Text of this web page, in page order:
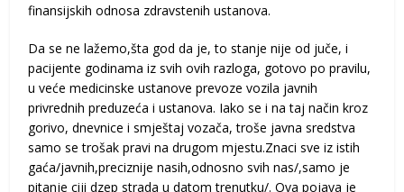
finansijskih odnosa zdravstenih ustanova.
Da se ne lažemo,šta god da je, to stanje nije od juče, i
pacijente godinama iz svih ovih razloga, gotovo po pravilu,
u veće medicinske ustanove prevoze vozila javnih
privrednih preduzeća i ustanova. Iako se i na taj način kroz
gorivo, dnevnice i smještaj vozača, troše javna sredstva
samo se trošak pravi na drugom mjestu.Znaci sve iz istih
gaća/javnih,preciznije nasih,odnosno svih nas/,samo je
pitanje ciji dzep strada u datom trenutku/. Ova pojava je